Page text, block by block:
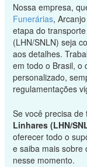
Nossa empresa,
Funerárias,
etapa do
(LHN/SNLN) seja
aos detalhes.
em todo o Brasil, o
personalizado,
regulamentações
Se você precisa
Linhares (LHN/
oferecer todo o
e saiba mais sobre
nesse momento.